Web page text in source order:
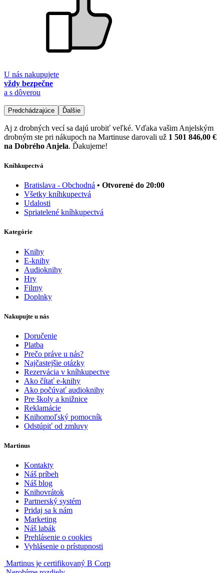
U nás nakupujete
vždy bezpečne
a s dôverou
Predchádzajúce Ďalšie
Aj z drobných vecí sa dajú urobiť veľké. Vďaka vašim Anjelským
drobným ste pri nákupoch na Martinuse darovali už 1 501 846,00 €
na Dobrého Anjela. Ďakujeme!
Kníhkupectvá
Bratislava - Obchodná • Otvorené do 20:00
Všetky kníhkupectvá
Udalosti
Spriatelené kníhkupectvá
Kategórie
Knihy
E-knihy
Audioknihy
Hry
Filmy
Doplnky
Nakupujte u nás
Doručenie
Platba
Prečo práve u nás?
Najčastejšie otázky
Rezervácia v kníhkupectve
Ako čítať e-knihy
Ako počúvať audioknihy
Pre školy a knižnice
Reklamácie
Knihomoľský pomocník
Odstúpiť od zmluvy
Martinus
Kontakty
Náš príbeh
Náš blog
Knihovrátok
Partnerský systém
Pridaj sa k nám
Marketing
Náš labák
Prehlásenie o cookies
Vyhlásenie o prístupnosti
Martinus je certifikovaný B Corp